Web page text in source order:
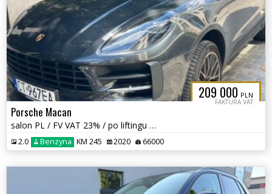
209 000 PLN
FAKTURA VAT
Porsche Macan
salon PL / FV VAT 23% / po liftingu / cesja leasingu Vehis /
2.0 Benzyna KM 245 2020 66000